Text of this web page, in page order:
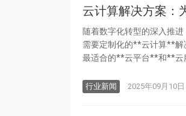
云计算解决方案：
随着数字化转型的深入推
需要定制化的**云计算**解
行业新闻 2025年09月10日